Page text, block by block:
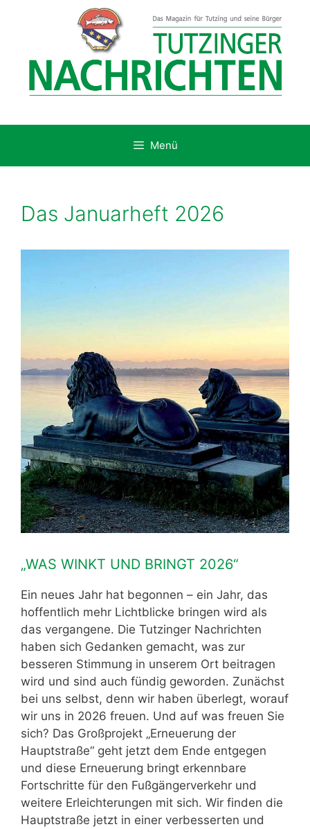
Menü
Das Januarheft 2026
„WAS WINKT UND BRINGT 2026“
Ein neues Jahr hat begonnen – ein Jahr, das
hoffentlich mehr Lichtblicke bringen wird als
das vergangene. Die Tutzinger Nachrichten
haben sich Gedanken gemacht, was zur
besseren Stimmung in unserem Ort beitragen
wird und sind auch fündig geworden. Zunächst
bei uns selbst, denn wir haben überlegt, worauf
wir uns in 2026 freuen. Und auf was freuen Sie
sich? Das Großprojekt „Erneuerung der
Hauptstraße“ geht jetzt dem Ende entgegen
und diese Erneuerung bringt erkennbare
Fortschritte für den Fußgängerverkehr und
weitere Erleichterungen mit sich. Wir finden die
Hauptstraße jetzt in einer verbesserten und